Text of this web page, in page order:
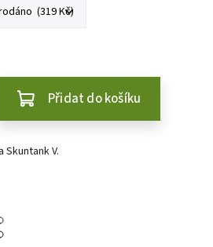
Přidat do košíku
V.